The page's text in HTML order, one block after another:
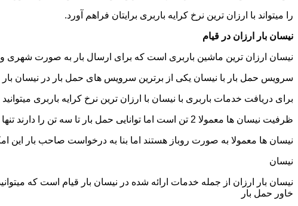
را میتواند با ارزان ترین نرخ کرایه باربری برایتان فراهم آورد.
نیسان بار ارزان در قیام
نیسان ارزان ترین ماشین باربری است که برای ارسال بار به صورت شهری و
سرویس حمل بار با نیسان یکی از برترین سرویس های حمل بار در نیسان بار
برای دریافت خدمات باربری با نیسان با ارزان ترین نرخ کرایه باربری
ظرفیت نیسان ها معمولا 2 تن است اما توانایی حمل بار تا سه تن را دارند تنها نکته ای که باید به آن توجه داشته باشید ابعاد اتاق نیسان است که برابر است با 2 متر طول و 1.65 متر عرض.
نیسان ها معمولا به صورت روباز هستند اما بنا به درخواست صاحب بار
نیسان
نیسان بار ارزان از جمله خدمات ارائه شده در نیسان بار قیام است که
خاور حمل بار